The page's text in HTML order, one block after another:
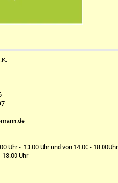
Uhr - 13.00 Uhr und von 14.00 - 18.00Uhr
13.00 Uhr